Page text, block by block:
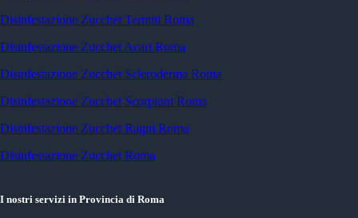
Disinfestazione Zucchet Termiti Roma
Disinfestazione Zucchet Acari Roma
Disinfestazione Zucchet Scleroderma Roma
Disinfestazione Zucchet Scorpioni Roma
Disinfestazione Zucchet Ragni Roma
Disinfestazione Zucchet Roma
I nostri servizi in Provincia di Roma